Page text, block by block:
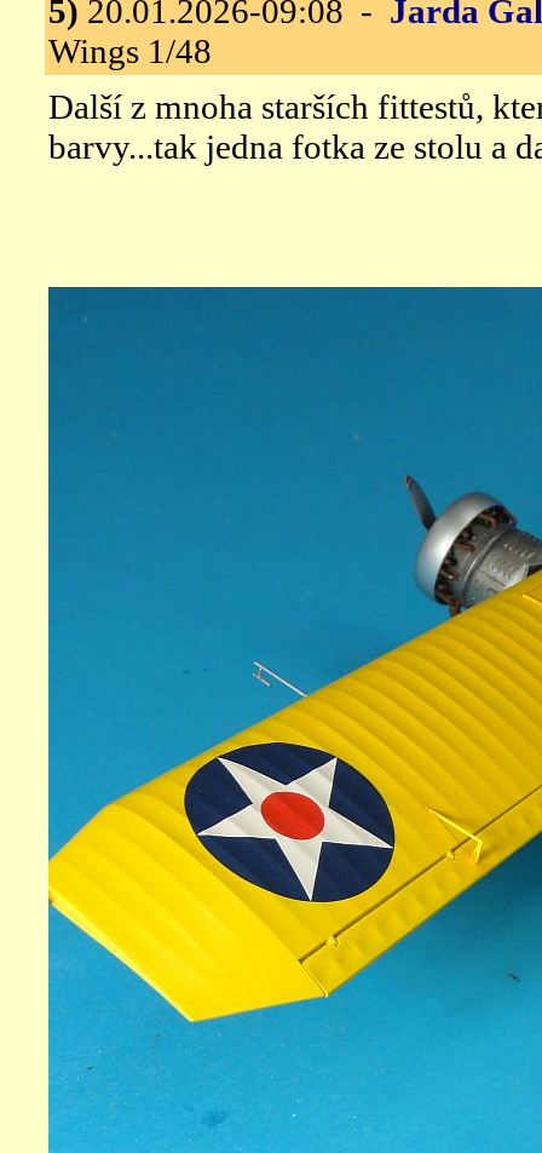
5) 20.01.2026-09:08 - Jarda
Wings 1/48
Další z mnoha starších fittestů,
barvy...tak jedna fotka ze stolu a